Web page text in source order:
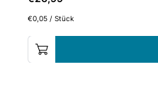
€0,05 /Stück